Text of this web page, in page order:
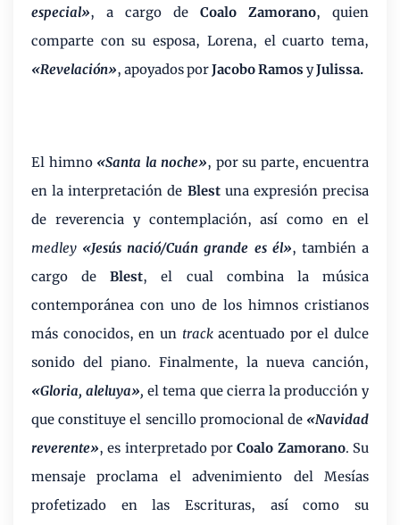
especial», a cargo de Coalo Zamorano, quien
comparte con su esposa, Lorena, el cuarto tema,
«Revelación», apoyados porJacobo Ramos yJulissa.
El himno «Santa la noche», por su parte, encuentra
en la interpretación de Blestuna expresión precisa
de reverencia y contemplación, así como en el
medley «Jesús nació/Cuán grande es él», también a
cargo deBlest, el cual combina la música
contemporánea con uno de los himnos cristianos
más conocidos, en un trackacentuado por el dulce
sonido del piano. Finalmente, la nueva canción,
«Gloria, aleluya», el tema que cierra la producción y
que constituye el sencillo promocional de «Navidad
reverente», es interpretado porCoalo Zamorano. Su
mensaje proclama el advenimiento del Mesías
profetizado en las Escrituras, así como su